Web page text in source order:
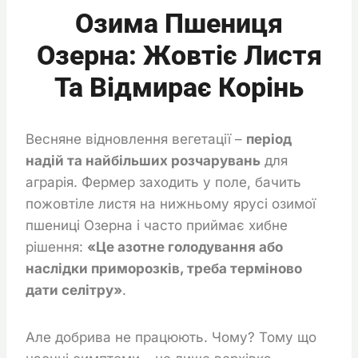
Озима Пшениця
Озерна: Жовтіє Листя
Та Відмирає Корінь
Весняне відновлення вегетації – період
надій та найбільших розчарувань для
аграрія. Фермер заходить у поле, бачить
пожовтіле листя на нижньому ярусі озимої
пшениці Озерна і часто приймає хибне
рішення: «Це азотне голодування або
наслідки приморозків, треба терміново
дати селітру».
Але добрива не працюють. Чому? Тому що